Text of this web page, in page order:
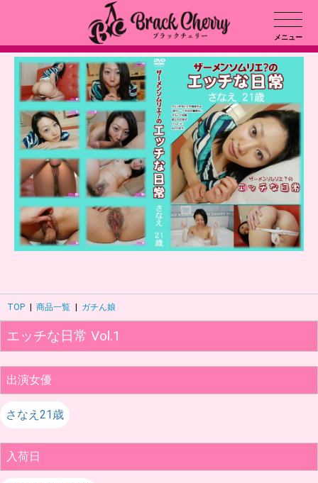
メニュー
TOP 商品一覧 ガチん娘
エッチな日常 Vol.1
出演女優
さなえ21歳
入荷日